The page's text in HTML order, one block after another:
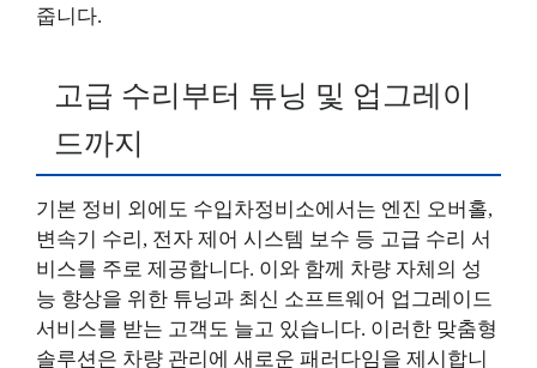
줍니다.
고급 수리부터 튜닝 및 업그레이
드까지
기본 정비 외에도 수입차정비소에서는 엔진 오버홀,
변속기 수리, 전자 제어 시스템 보수 등 고급 수리 서
비스를 주로 제공합니다. 이와 함께 차량 자체의 성
능 향상을 위한 튜닝과 최신 소프트웨어 업그레이드
서비스를 받는 고객도 늘고 있습니다. 이러한 맞춤형
솔루션은 차량 관리에 새로운 패러다임을 제시합니